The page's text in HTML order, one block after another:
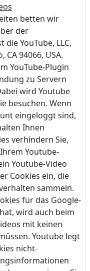
betten wir
der
YouTube, LLC,
CA 94066, USA.
YouTube-Plugin
zu Servern
wird Youtube
besuchen. Wenn
eingeloggt sind,
Ihnen
verhindern Sie,
Youtube-
Youtube-Video
Cookies ein, die
sammeln.
für das Google-
wird auch beim
mit keinen
Youtube legt
nicht-